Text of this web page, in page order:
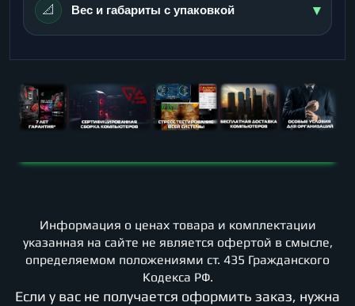
📐 Вес и габариты с упаковкой ▾
Информация о ценах товара и комплектации
указанная на сайте не является офертой в смысле,
определяемом положениями ст. 435 Гражданского
Кодекса РФ.
Если у вас не получается оформить заказ, нужна